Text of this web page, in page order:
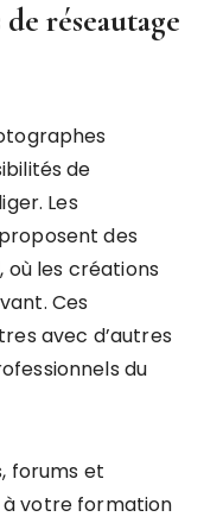
réseautage
de
Les
des
où les créations
Ces
avec d’autres
du
forums et
à votre formation